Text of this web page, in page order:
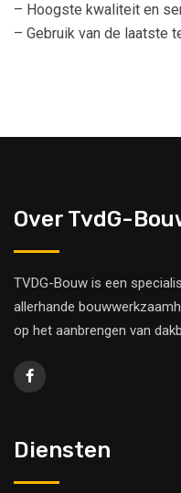
– Hoogste kwaliteit en
– Gebruik van de laatste
Over TvdG-
TVDG-Bouw is een
allerhande
op het aanbrengen van
Diensten